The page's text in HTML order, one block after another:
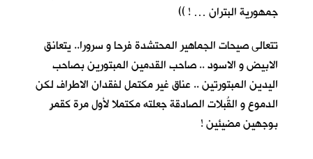
جمهورية البتران … ! ))
تتعالى صيحات الجماهير المحتشدة فرحا و سرورا.. يتعانق
الابيض و الاسود .. صاحب القدمين المبتورين بصاحب
اليدين المبتورتين .. عناق غير مكتمل لفقدان الاطراف لكن
الدموع و القُبلات الصادقة جعلته مكتملا لأول مرة كقمرٍ
بوجهين مضيئين !